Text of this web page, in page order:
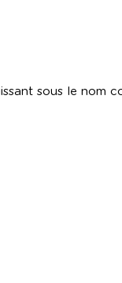
sous le nom